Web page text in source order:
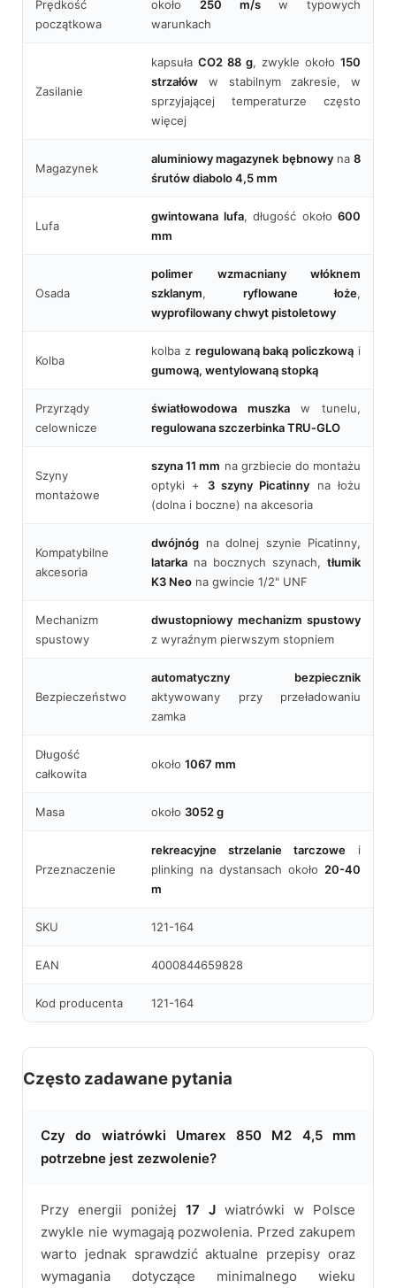
Prędkość
początkowa
około 250 m/sw typowych
warunkach
Zasilanie
kapsuła CO2 88 g, zwykle około 150
strzałów w stabilnym zakresie, w
sprzyjającej temperaturze często
więcej
Magazynek
aluminiowy magazynek bębnowyna 8
śrutów diabolo 4,5 mm
Lufa
gwintowana lufa, długość około 600
mm
Osada
polimer wzmacniany włóknem
szklanym, ryflowane łoże,
wyprofilowany chwyt pistoletowy
Kolba
kolba z regulowaną baką policzkową i
gumową, wentylowaną stopką
Przyrządy
celownicze
światłowodowa muszkaw tunelu,
regulowana szczerbinka TRU‑GLO
Szyny
montażowe
szyna 11 mm na grzbiecie do montażu
optyki + 3 szyny Picatinny na łożu
(dolna i boczne) na akcesoria
Kompatybilne
akcesoria
dwójnóg na dolnej szynie Picatinny,
latarka na bocznych szynach, tłumik
K3 Neo na gwincie 1/2" UNF
Mechanizm
spustowy
dwustopniowy mechanizm spustowy
z wyraźnym pierwszym stopniem
Bezpieczeństwo
automatyczny bezpiecznik
aktywowany przy przeładowaniu
zamka
Długość
całkowita
około 1067 mm
Masa około 3052 g
Przeznaczenie
rekreacyjne strzelanie tarczowe i
plinking na dystansach około 20-40
m
SKU 121-164
EAN 4000844659828
Kod producenta 121-164
Często zadawane pytania
Czy do wiatrówki Umarex 850 M2 4,5 mm
potrzebne jest zezwolenie?
Przy energii poniżej 17 J wiatrówki w Polsce
zwykle nie wymagają pozwolenia. Przed zakupem
warto jednak sprawdzić aktualne przepisy oraz
wymagania dotyczące minimalnego wieku